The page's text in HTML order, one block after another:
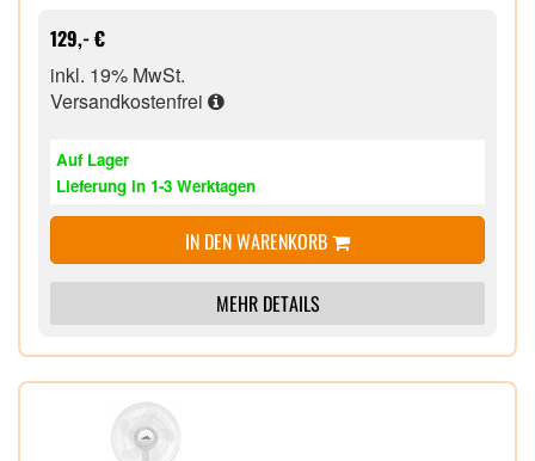
Leistung 1400 W,
Intelligente Temperaturregelung OPTI-HEAT
CONTROL,
129,- €
inkl. 19% MwSt.
Versandkostenfrei
Auf Lager
Lieferung in 1-3 Werktagen
IN DEN WARENKORB
MEHR DETAILS